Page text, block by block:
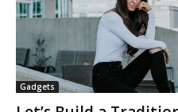
Gadgets